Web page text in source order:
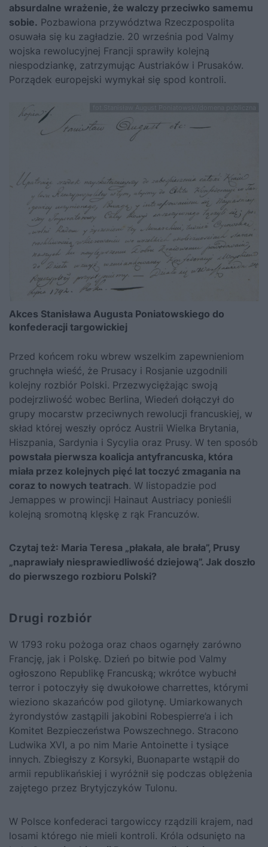
absurdalne wrażenie, że walczy przeciwko samemu
sobie. Pozbawiona przywództwa Rzeczpospolita
osuwała się ku zagładzie. 20 września pod Valmy
wojska rewolucyjnej Francji sprawiły kolejną
niespodziankę, zatrzymując Austriaków i Prusaków.
Porządek europejski wymykał się spod kontroli.
fot.Stanisław August Poniatowski/domena publiczna
Akces Stanisława Augusta Poniatowskiego do
konfederacji targowickiej
Przed końcem roku wbrew wszelkim zapewnieniom
gruchnęła wieść, że Prusacy i Rosjanie uzgodnili
kolejny rozbiór Polski. Przezwyciężając swoją
podejrzliwość wobec Berlina, Wiedeń dołączył do
grupy mocarstw przeciwnych rewolucji francuskiej, w
skład której weszły oprócz Austrii Wielka Brytania,
Hiszpania, Sardynia i Sycylia oraz Prusy. W ten sposób
powstała pierwsza koalicja antyfrancuska, która
miała przez kolejnych pięć lat toczyć zmagania na
coraz to nowych teatrach. W listopadzie pod
Jemappes w prowincji Hainaut Austriacy ponieśli
kolejną sromotną klęskę z rąk Francuzów.
Czytaj też: Maria Teresa „płakała, ale brała”, Prusy
„naprawiały niesprawiedliwość dziejową”. Jak doszło
do pierwszego rozbioru Polski?
Drugi rozbiór
W 1793 roku pożoga oraz chaos ogarnęły zarówno
Francję, jak i Polskę. Dzień po bitwie pod Valmy
ogłoszono Republikę Francuską; wkrótce wybuchł
terror i potoczyły się dwukołowe charrettes, którymi
wieziono skazańców pod gilotynę. Umiarkowanych
żyrondystów zastąpili jakobini Robespierre’a i ich
Komitet Bezpieczeństwa Powszechnego. Stracono
Ludwika XVI, a po nim Marie Antoinette i tysiące
innych. Zbiegłszy z Korsyki, Buonaparte wstąpił do
armii republikańskiej i wyróżnił się podczas oblężenia
zajętego przez Brytyjczyków Tulonu.
W Polsce konfederaci targowiccy rządzili krajem, nad
losami którego nie mieli kontroli. Króla odsunięto na